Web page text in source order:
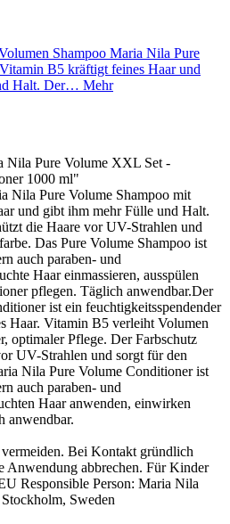
Shampoo Maria Nila Pure
B5 kräftigt feines Haar und
Halt. Der… Mehr
Nila Pure Volume XXL Set -
1000 ml"
Nila Pure Volume Shampoo mit
und gibt ihm mehr Fülle und Halt.
die Haare vor UV-Strahlen und
Das Pure Volume Shampoo ist
auch paraben- und
Haar einmassieren, ausspülen
pflegen. Täglich anwendbar.Der
ist ein feuchtigkeitsspendender
Haar. Vitamin B5 verleiht Volumen
optimaler Pflege. Der Farbschutz
UV-Strahlen und sorgt für den
Nila Pure Volume Conditioner ist
auch paraben- und
Haar anwenden, einwirken
anwendbar.
Bei Kontakt gründlich
Anwendung abbrechen. Für Kinder
Responsible Person: Maria Nila
Sweden